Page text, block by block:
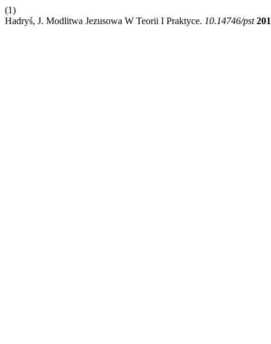
(1)
Hadryś, J. Modlitwa Jezusowa W Teorii I Praktyce. 10.14746/pst